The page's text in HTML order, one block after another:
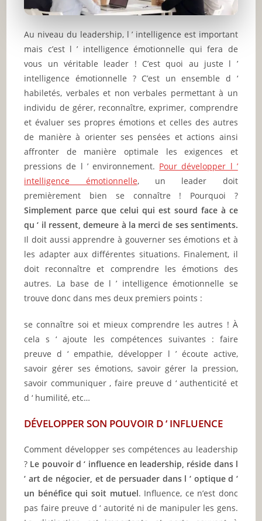
Au niveau du leadership, l ’ intelligence est important
mais c’est l ’ intelligence émotionnelle qui fera de
vous un véritable leader ! C’est quoi au juste l ’
intelligence émotionnelle ? C’est un ensemble d ‘
habiletés, verbales et non verbales permettant à un
individu de gérer, reconnaître, exprimer, comprendre
et évaluer ses propres émotions et celles des autres
de manière à orienter ses pensées et actions ainsi
affronter de manière optimale les exigences et
pressions de l ’ environnement. Pour développer l ’
intelligence émotionnelle, un leader doit
premièrement bien se connaître ! Pourquoi ?
Simplement parce que celui qui est sourd face à ce
qu ‘ il ressent, demeure à la merci de ses sentiments.
Il doit aussi apprendre à gouverner ses émotions et à
les adapter aux différentes situations. Finalement, il
doit reconnaître et comprendre les émotions des
autres. La base de l ’ intelligence émotionnelle se
trouve donc dans mes deux premiers points :
se connaître soi et mieux comprendre les autres ! À
cela s ‘ ajoute les compétences suivantes : faire
preuve d ‘ empathie, développer l ’ écoute active,
savoir gérer ses émotions, savoir gérer la pression,
savoir communiquer , faire preuve d ‘ authenticité et
d ‘ humilité, etc…
DÉVELOPPER SON POUVOIR D ‘ INFLUENCE
Comment développer ses compétences au leadership
? Le pouvoir d ‘ influence en leadership, réside dans l
‘ art de négocier, et de persuader dans l ‘ optique d ‘
un bénéfice qui soit mutuel. Influence, ce n’est donc
pas faire preuve d ‘ autorité ni de manipuler les gens.